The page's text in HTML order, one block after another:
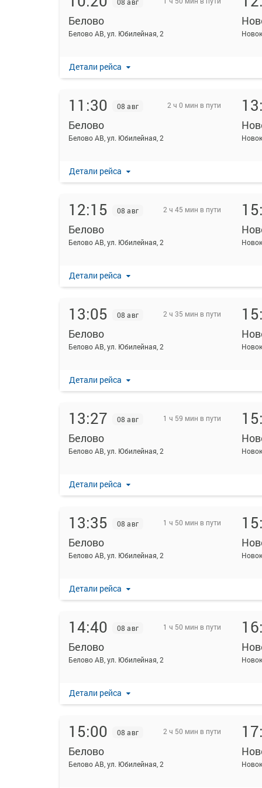
Белово
Белово АВ, ул. Юбилейная, 2
Детали рейса
11:30 08 авг 2 ч 0 мин в пути
Белово
Белово АВ, ул. Юбилейная, 2
Детали рейса
12:15 08 авг 2 ч 45 мин в пути
Белово
Белово АВ, ул. Юбилейная, 2
Детали рейса
13:05 08 авг 2 ч 35 мин в пути
Белово
Белово АВ, ул. Юбилейная, 2
Детали рейса
13:27 08 авг 1 ч 59 мин в пути
Белово
Белово АВ, ул. Юбилейная, 2
Детали рейса
13:35 08 авг 1 ч 50 мин в пути
Белово
Белово АВ, ул. Юбилейная, 2
Детали рейса
14:40 08 авг 1 ч 50 мин в пути
Белово
Белово АВ, ул. Юбилейная, 2
Детали рейса
15:00 08 авг 2 ч 50 мин в пути
Белово
Белово АВ, ул. Юбилейная, 2